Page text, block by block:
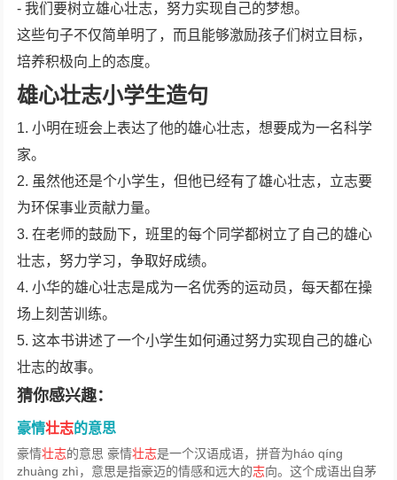
- 我们要树立雄心壮志，努力实现自己的梦想。
这些句子不仅简单明了，而且能够激励孩子们树立目标，
培养积极向上的态度。
雄心壮志小学生造句
1. 小明在班会上表达了他的雄心壮志，想要成为一名科学
家。
2. 虽然他还是个小学生，但他已经有了雄心壮志，立志要
为环保事业贡献力量。
3. 在老师的鼓励下，班里的每个同学都树立了自己的雄心
壮志，努力学习，争取好成绩。
4. 小华的雄心壮志是成为一名优秀的运动员，每天都在操
场上刻苦训练。
5. 这本书讲述了一个小学生如何通过努力实现自己的雄心
壮志的故事。
猜你感兴趣：
豪情壮志的意思
豪情壮志的意思 豪情壮志是一个汉语成语，拼音为háo qíng
zhuàng zhì，意思是指豪迈的情感和远大的志向。这个成语出自茅